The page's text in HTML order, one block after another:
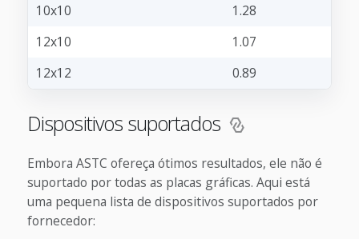
10x10
1.28
12x10
1.07
12x12
0.89
Dispositivos suportados
Embora ASTC ofereça ótimos resultados, ele não é
suportado por todas as placas gráficas. Aqui está
uma pequena lista de dispositivos suportados por
fornecedor: